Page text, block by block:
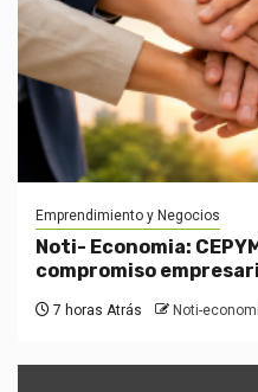
Emprendimiento y Negocios
Noti- Economia:
compromiso
7 horas Atrás Noti-